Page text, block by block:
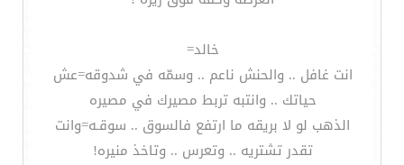
خالد=
انت غافل .. والحنش ناعم .. وسمّه في شدوقه=عش
حياتك .. وانتبه تربط مصيرك في مصيره
الذهب لو لا بريقه ما ارتفع فالسوق .. سوقـه=وانت
تقدر تشتريه .. وتعرس .. وتاخذ منيره!